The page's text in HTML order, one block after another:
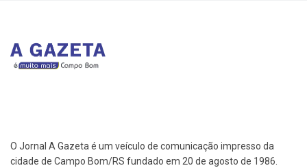
O Jornal A Gazeta é um veículo de comunicação impresso da
cidade de Campo Bom/RS fundado em 20 de agosto de 1986.